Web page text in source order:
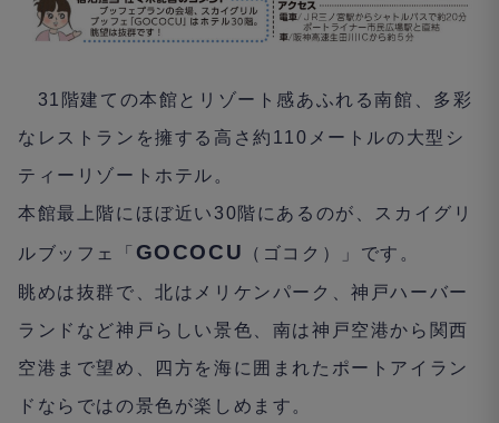
31 階建ての本館とリゾート感あふれる南館、多彩
なレストランを擁する高さ約 110 メートルの大型シ
ティーリゾートホテル。
本館最上階にほぼ近い30階にあるのが、スカイグリ
ルブッフェ「 GOCOCU （ゴコク）」です。
眺めは抜群で、北はメリケンパーク、神戸ハーバー
ランドなど神戸らしい景色、南は神戸空港から関西
空港まで望め、四方を海に囲まれたポートアイラン
ドならではの景色が楽しめます。